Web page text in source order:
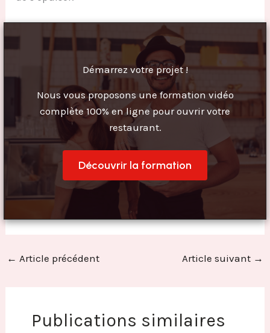
Démarrez votre projet !
Nous vous proposons une formation vidéo
complète 100% en ligne pour ouvrir votre
restaurant.
Découvrir la formation
← Article précédent Article suivant →
Publications similaires